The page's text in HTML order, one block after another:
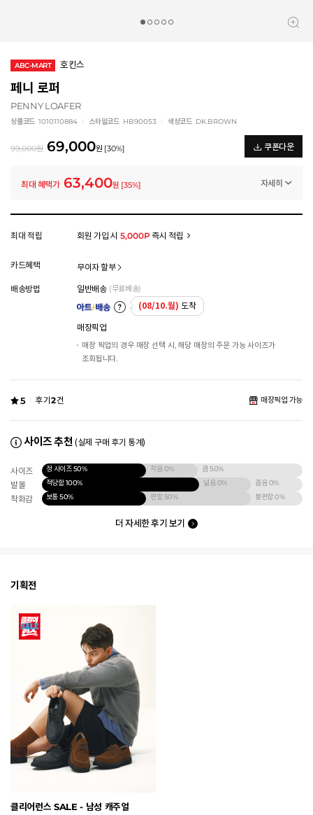
ABC-MART 호킨스
페니 로퍼
PENNY LOAFER
상품코드 1010110884 스타일코드 HB90053 색상코드 DK.BROWN
99,000원 69,000원 [30%] 쿠폰다운
최대 혜택가 63,400원 [35%] 자세히
멤버십 상시 할인
모든 혜택이 적용된 금액으로, 실제 결제 금액과는 차이가 있을 수 있습니다.
최대 적립 회원 가입 시 5,000P즉시 적립
카드혜택 무이자 할부
배송방법 일반배송 (무료배송)
(08/10.월) 도착
매장픽업
매장 픽업의 경우 매장 선택 시, 해당 매장의 주문 가능 사이즈가
조회됩니다.
5 후기2건 매장픽업 가능
사이즈 추천 (실제 구매 후기 통계)
사이즈 정 사이즈50% 작음0% 큼50%
발볼 적당함100% 넓음0% 좁음0%
착화감 보통50% 편함 50% 불편함0%
더 자세한 후기 보기
기획전
클리어런스 SALE - 남성 캐주얼